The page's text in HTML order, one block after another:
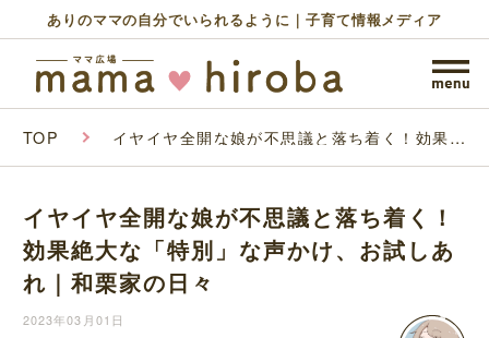
ありのママの自分でいられるように｜子育て情報メディア
TOP イヤイヤ全開な娘が不思議と落ち着く！効果絶
日々
イヤイヤ全開な娘が不思議と落ち着く！
効果絶大な「特別」な声かけ、お試しあ
れ｜和栗家の日々
2023年03月01日